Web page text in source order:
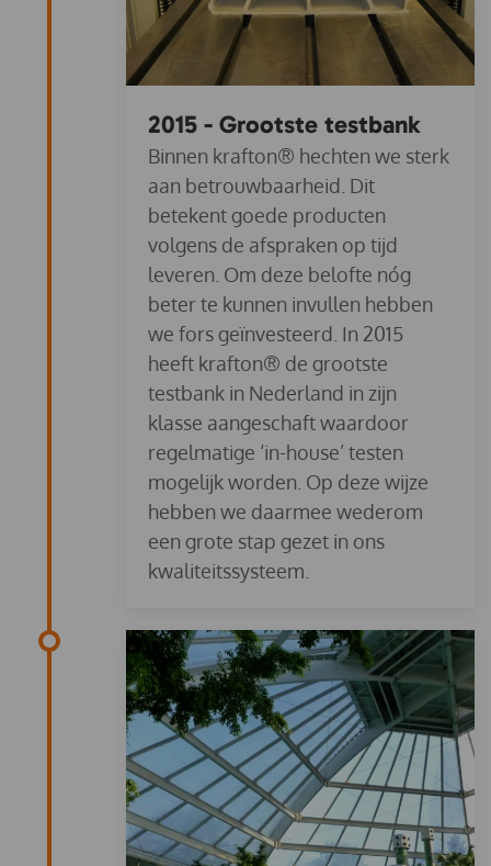
2015 - Grootste testbank
Binnen krafton® hechten we sterk
aan betrouwbaarheid. Dit
betekent goede producten
volgens de afspraken op tijd
leveren. Om deze belofte nóg
beter te kunnen invullen hebben
we fors geïnvesteerd. In 2015
heeft krafton® de grootste
testbank in Nederland in zijn
klasse aangeschaft waardoor
regelmatige ‘in-house’ testen
mogelijk worden. Op deze wijze
hebben we daarmee wederom
een grote stap gezet in ons
kwaliteitssysteem.